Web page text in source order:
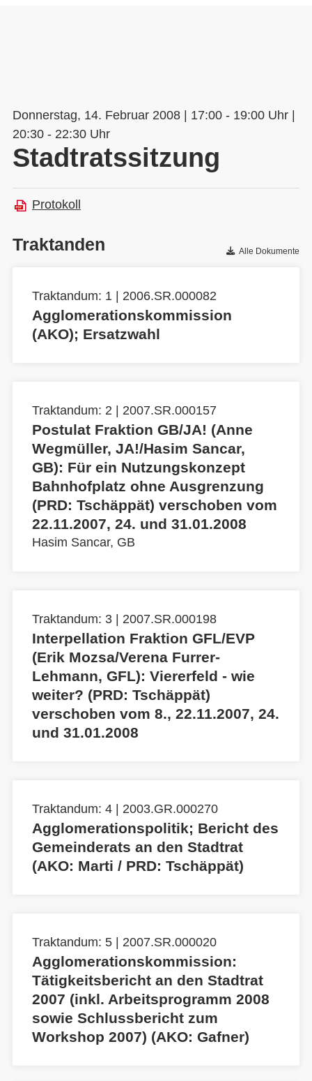
Donnerstag, 14. Februar 2008 | 17:00 - 19:00 Uhr |
20:30 - 22:30 Uhr
Stadtratssitzung
Protokoll
Traktanden Alle Dokumente
Traktandum: 1 | 2006.SR.000082
Agglomerationskommission
(AKO); Ersatzwahl
Traktandum: 2 | 2007.SR.000157
Postulat Fraktion GB/JA! (Anne
Wegmüller, JA!/Hasim Sancar,
GB): Für ein Nutzungskonzept
Bahnhofplatz ohne Ausgrenzung
(PRD: Tschäppät) verschoben vom
22.11.2007, 24. und 31.01.2008
Hasim Sancar, GB
Traktandum: 3 | 2007.SR.000198
Interpellation Fraktion GFL/EVP
(Erik Mozsa/Verena Furrer-
Lehmann, GFL): Viererfeld - wie
weiter? (PRD: Tschäppät)
verschoben vom 8., 22.11.2007, 24.
und 31.01.2008
Traktandum: 4 | 2003.GR.000270
Agglomerationspolitik; Bericht des
Gemeinderats an den Stadtrat
(AKO: Marti / PRD: Tschäppät)
Traktandum: 5 | 2007.SR.000020
Agglomerationskommission:
Tätigkeitsbericht an den Stadtrat
2007 (inkl. Arbeitsprogramm 2008
sowie Schlussbericht zum
Workshop 2007) (AKO: Gafner)